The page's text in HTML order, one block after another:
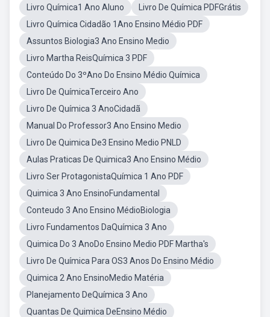
Livro Química1 Ano Aluno
Livro De Química PDFGrátis
Livro Química Cidadão 1Ano Ensino Médio PDF
Assuntos Biologia3 Ano Ensino Medio
Livro Martha ReisQuímica 3 PDF
Conteúdo Do 3ºAno Do Ensino Médio Química
Livro De QuímicaTerceiro Ano
Livro De Química 3 AnoCidadã
Manual Do Professor3 Ano Ensino Medio
Livro De Quimica De3 Ensino Medio PNLD
Aulas Praticas De Quimica3 Ano Ensino Médio
Livro Ser ProtagonistaQuímica 1 Ano PDF
Quimica 3 Ano EnsinoFundamental
Conteudo 3 Ano Ensino MédioBiologia
Livro Fundamentos DaQuímica 3 Ano
Quimica Do 3 AnoDo Ensino Medio PDF Martha's
Livro De Química Para OS3 Anos Do Ensino Médio
Quimica 2 Ano EnsinoMedio Matéria
Planejamento DeQuímica 3 Ano
Quantas De Quimica DeEnsino Médio